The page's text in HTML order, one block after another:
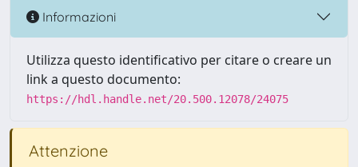
Informazioni
Utilizza questo identificativo per citare o creare un
link a questo documento:
https://hdl.handle.net/20.500.12078/24075
Attenzione